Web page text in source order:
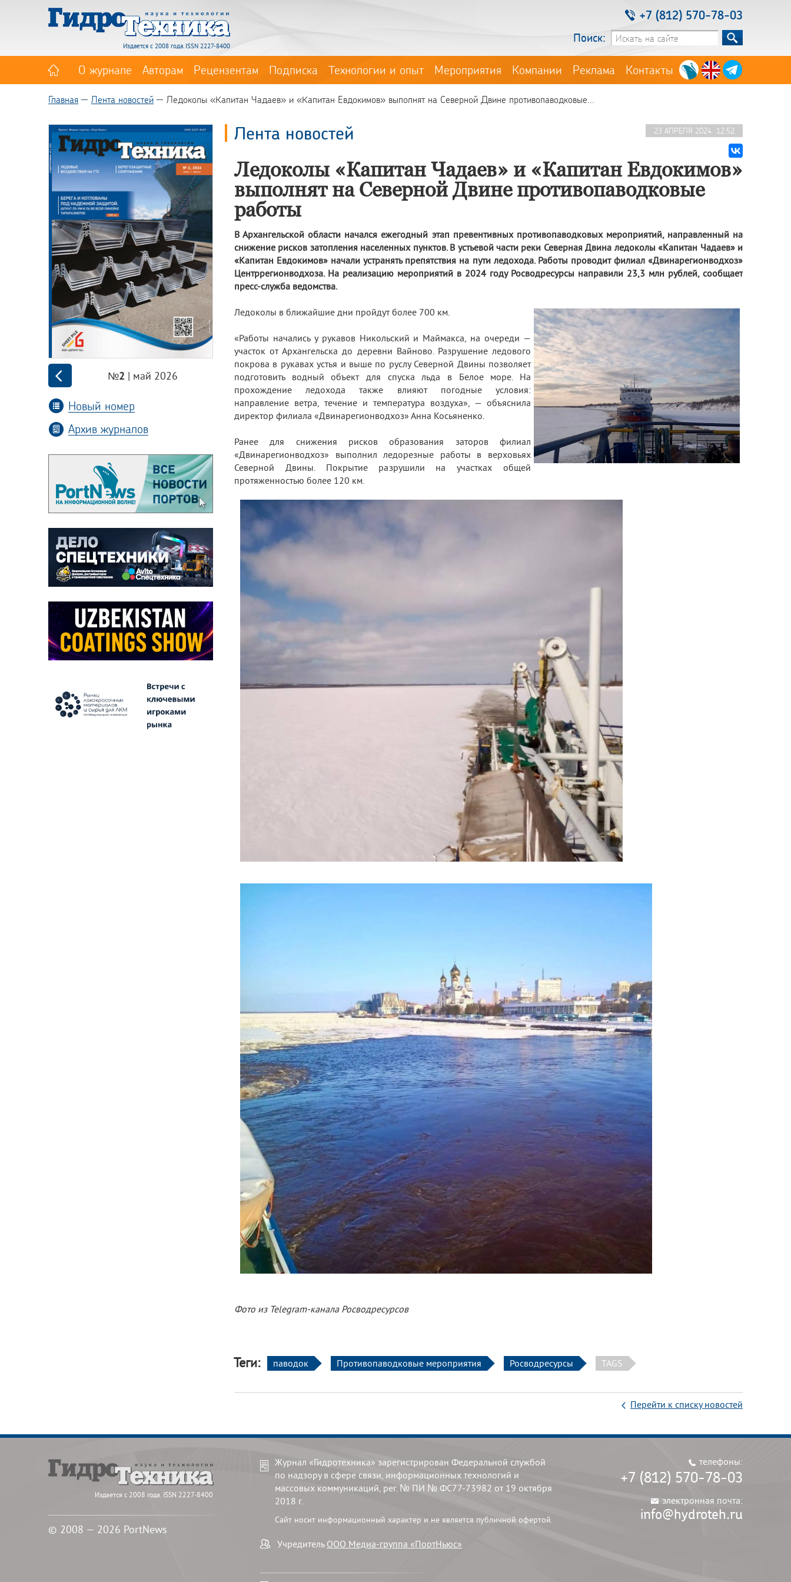
Издается с 2008 года. ISSN 2227-8400
+7 (812) 570-78-03
Поиск:
О журнале Авторам Рецензентам Подписка Технологии и опыт Мероприятия Компании Реклама Контакты
Главная Лента новостей Ледоколы «Капитан Чадаев» и «Капитан Евдокимов» выполнят на Северной Двине противопаводковые...
№2 | май 2026
Новый номер
Архив журналов
23 АПРЕЛЯ 2024 12:52
Лента новостей
Ледоколы «Капитан Чадаев» и «Капитан Евдокимов»
выполнят на Северной Двине противопаводковые
работы
В Архангельской области начался ежегодный этап превентивных противопаводковых мероприятий, направленный на
снижение рисков затопления населенных пунктов. В устьевой части реки Северная Двина ледоколы «Капитан Чадаев» и
«Капитан Евдокимов» начали устранять препятствия на пути ледохода. Работы проводит филиал «Двинарегионводхоз»
Центррегионводхоза. На реализацию мероприятий в 2024 году Росводресурсы направили 23,3 млн рублей, сообщает
пресс-служба ведомства.
Ледоколы в ближайшие дни пройдут более 700 км.
«Работы начались у рукавов Никольский и Маймакса, на очереди —
участок от Архангельска до деревни Вайново. Разрушение ледового
покрова в рукавах устья и выше по руслу Северной Двины позволяет
подготовить водный объект для спуска льда в Белое море. На
прохождение ледохода также влияют погодные условия:
направление ветра, течение и температура воздуха», — объяснила
директор филиала «Двинарегионводхоз» Анна Косьяненко.
Ранее для снижения рисков образования заторов филиал
«Двинарегионводхоз» выполнил ледорезные работы в верховьях
Северной Двины. Покрытие разрушили на участках общей
протяженностью более 120 км.
Фото из Telegram-канала Росводресурсов
Теги: паводок Противопаводковые мероприятия Росводресурсы TAGS
Перейти к списку новостей
Издается с 2008 года. ISSN 2227-8400
© 2008 — 2026 PortNews
Журнал «Гидротехника» зарегистрирован Федеральной службой
по надзору в сфере связи, информационных технологий и
массовых коммуникаций, рег. № ПИ № ФС77-73982 от 19 октября
2018 г.
Сайт носит информационный характер и не является публичной офертой.
Учредитель ООО Медиа-группа «ПортНьюс»
телефоны:
+7 (812) 570-78-03
электронная почта:
info@hydroteh.ru